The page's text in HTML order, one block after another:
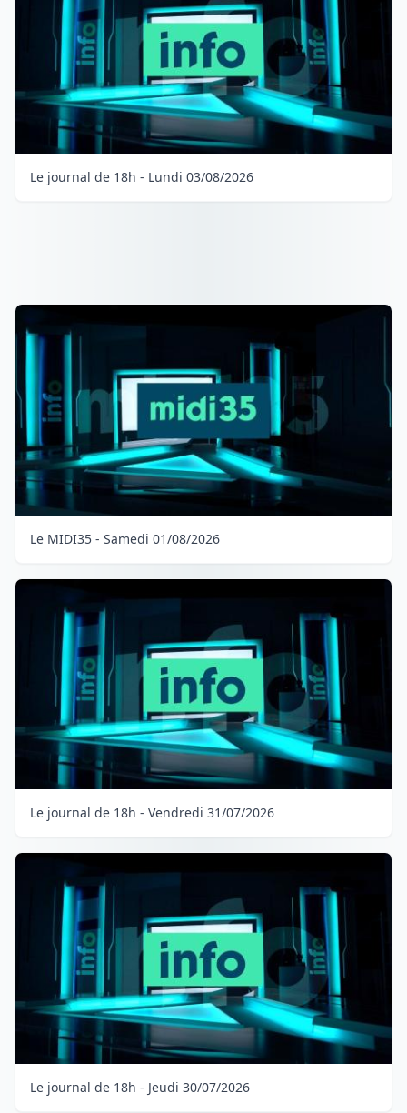
Le journal de 18h - Lundi 03/08/2026
Le MIDI35 - Samedi 01/08/2026
Le journal de 18h - Vendredi 31/07/2026
Le journal de 18h - Jeudi 30/07/2026